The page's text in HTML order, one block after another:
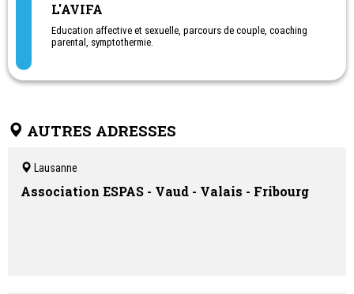
L'AVIFA
Education affective et sexuelle, parcours de couple, coaching
parental, symptothermie.
AUTRES ADRESSES
Lausanne
Association ESPAS - Vaud - Valais - Fribourg